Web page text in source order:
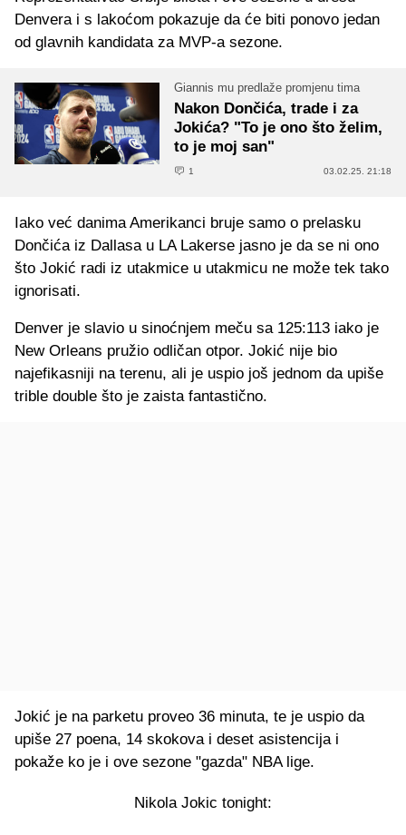
Denvera i s lakoćom pokazuje da će biti ponovo jedan
od glavnih kandidata za MVP-a sezone.
Giannis mu predlaže promjenu tima
Nakon Dončića, trade i za
Jokića? "To je ono što želim,
to je moj san"
1 03.02.25. 21:18
Iako već danima Amerikanci bruje samo o prelasku
Dončića iz Dallasa u LA Lakerse jasno je da se ni ono
što Jokić radi iz utakmice u utakmicu ne može tek tako
ignorisati.
Denver je slavio u sinoćnjem meču sa 125:113 iako je
New Orleans pružio odličan otpor. Jokić nije bio
najefikasniji na terenu, ali je uspio još jednom da upiše
trible double što je zaista fantastično.
Jokić je na parketu proveo 36 minuta, te je uspio da
upiše 27 poena, 14 skokova i deset asistencija i
pokaže ko je i ove sezone "gazda" NBA lige.
Nikola Jokic tonight: